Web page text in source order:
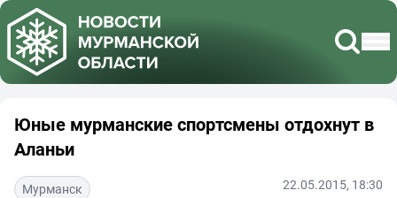
Юные мурманские спортсмены отдохнут в
Аланьи
Мурманск 22.05.2015, 18:30